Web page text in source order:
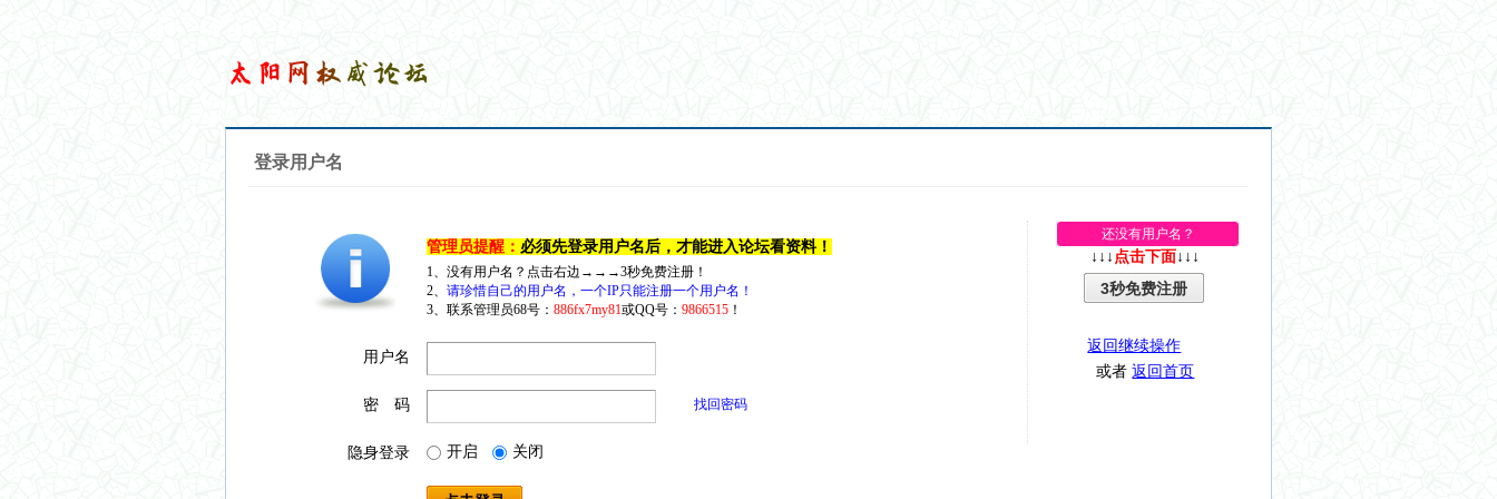
登录用户名
管理员提醒： 必须先登录用户名后，才能进入论坛看资料！
1、没有用户名？点击右边→→→3秒免费注册！
2、 请珍惜自己的用户名，一个IP只能注册一个用户名！
3、联系管理员68号： 886fx7my81或QQ号： 9866515！
用户名
密 码 找回密码
隐身登录 开启 关闭
还没有用户名？
↓↓↓ 点击下面 ↓↓↓
3秒免费注册
返回继续操作
或者返回首页